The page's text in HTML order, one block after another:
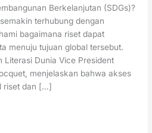
Berkelanjutan (SDGs)?
terhubung dengan
bagaimana riset dapat
menuju tujuan global tersebut.
Literasi Dunia Vice President
menjelaskan bahwa akses
riset dan […]